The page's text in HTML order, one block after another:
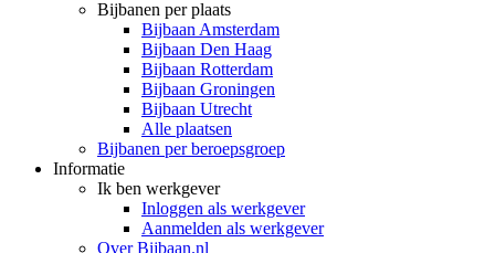
Bijbanen per plaats
Bijbaan Amsterdam
Bijbaan Den Haag
Bijbaan Rotterdam
Bijbaan Groningen
Bijbaan Utrecht
Alle plaatsen
Bijbanen per beroepsgroep
Informatie
Ik ben werkgever
Inloggen als werkgever
Aanmelden als werkgever
Over Bijbaan.nl